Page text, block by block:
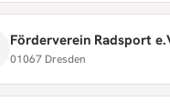
Förderverein Radsport
01067 Dresden